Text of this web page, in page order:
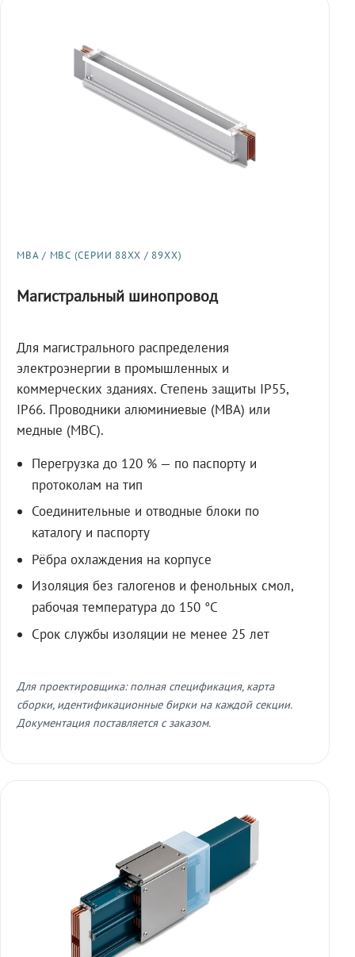
МВА / МВС (СЕРИИ 88XX / 89XX)
Магистральный шинопровод
Для магистрального распределения
электроэнергии в промышленных и
коммерческих зданиях. Степень защиты IP55,
IP66. Проводники алюминиевые (МВА) или
медные (МВС).
Перегрузка до 120 % — по паспорту и
протоколам на тип
Соединительные и отводные блоки по
каталогу и паспорту
Рёбра охлаждения на корпусе
Изоляция без галогенов и фенольных смол,
рабочая температура до 150 °C
Срок службы изоляции не менее 25 лет
Для проектировщика: полная спецификация, карта
сборки, идентификационные бирки на каждой секции.
Документация поставляется с заказом.